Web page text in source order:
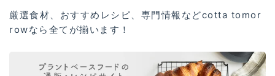
厳選食材、おすすめレシピ、専門情報などcotta tomor
rowなら全てが揃います！